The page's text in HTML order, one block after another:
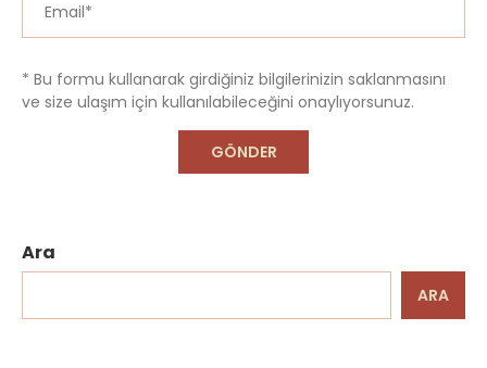
* Bu formu kullanarak girdiğiniz bilgilerinizin saklanmasını
ve size ulaşım için kullanılabileceğini onaylıyorsunuz.
Ara
ARA